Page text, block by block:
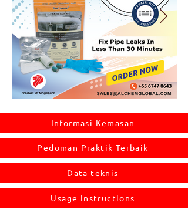
Informasi Kemasan
Pedoman Praktik Terbaik
Data teknis
Usage Instructions